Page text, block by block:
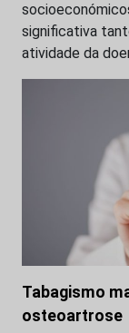
significativa
atividade da
Tabagismo
osteoartrose